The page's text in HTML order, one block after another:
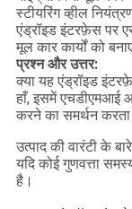
स्टीयरिंग व्हील
एंड्रॉइड इंटरफ़ेस पर
मूल कार कार्यों को
प्रश्न और उत्तर:
क्या यह एंड्रॉइड
हाँ, इसमें एचडीएमआई
करने का समर्थन
उत्पाद की वारंटी के
यदि कोई गुणवत्ता
है।